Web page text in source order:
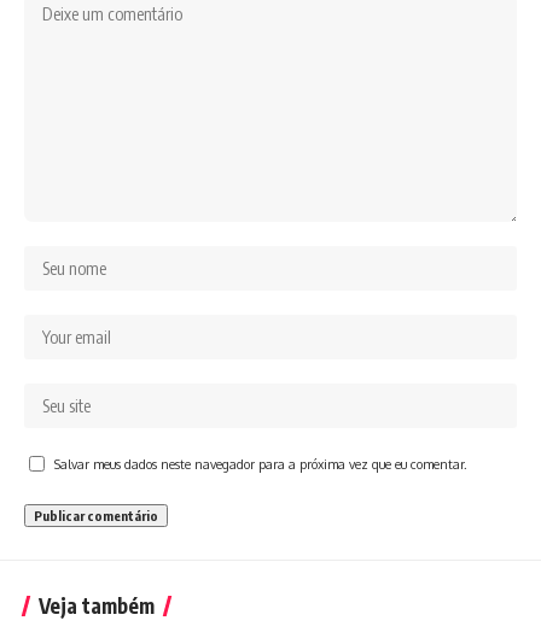
Salvar meus dados neste navegador para a próxima vez que eu comentar.
Veja também